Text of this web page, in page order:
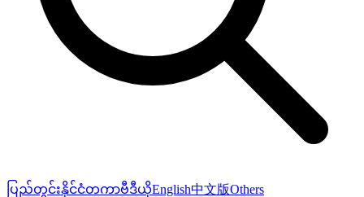
ပြည်တွင်းနိုင်ငံတကာဗီဒီယိုEnglish中文版Others